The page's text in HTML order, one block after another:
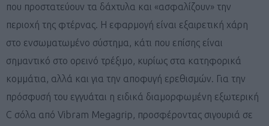
που προστατεύουν τα δάχτυλα και «ασφαλίζουν» την
περιοχή της φτέρνας. H εφαρμογή είναι εξαιρετική χάρη
στο ενσωματωμένο σύστημα, κάτι που επίσης είναι
σημαντικό στο ορεινό τρέξιμο, κυρίως στα κατηφορικά
κομμάτια, αλλά και για την αποφυγή ερεθισμών. Για την
πρόσφυσή του εγγυάται η ειδικά διαμορφωμένη εξωτερική
C σόλα από Vibram Megagrip, προσφέροντας σιγουριά σε